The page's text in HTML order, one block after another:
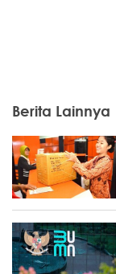
Berita Lainnya